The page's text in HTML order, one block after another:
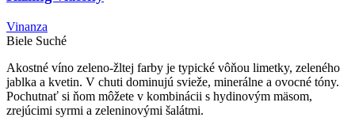
Vinanza
Biele Suché
Akostné víno zeleno-žltej farby je typické vôňou limetky, zeleného
jablka a kvetin. V chuti dominujú svieže, minerálne a ovocné tóny.
Pochutnať si ňom môžete v kombinácii s hydinovým mäsom,
zrejúcimi syrmi a zeleninovými šalátmi.